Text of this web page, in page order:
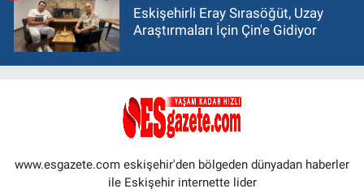
Eskişehirli Eray Sırasöğüt, Uzay
Araştırmaları İçin Çin'e Gidiyor
www.esgazete.com eskişehir'den bölgeden dünyadan haberler
ile Eskişehir internette lider